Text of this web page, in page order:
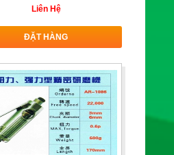
Liên Hệ
ĐẶT HÀNG